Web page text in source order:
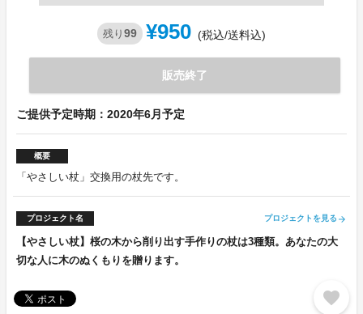
残り 99 ¥950 (税込/送料込)
販売終了
ご提供予定時期：2020年6月予定
概要
「やさしい杖」交換用の杖先です。
プロジェクト名 プロジェクトを見る arrow_forward
【やさしい杖】桜の木から削り出す手作りの杖は3種類。あなたの大
切な人に木のぬくもりを贈ります。
favorite